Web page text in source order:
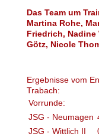
Das Team um
Martina Rohe,
Friedrich, Nadine
Götz, Nicole
Ergebnisse vom
Trabach:
Vorrunde:
JSG - Neumagen
JSG - Wittlich II